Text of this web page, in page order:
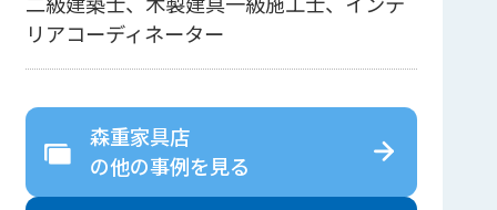
リアコーディネーター
森重家具店
の他の事例を見る